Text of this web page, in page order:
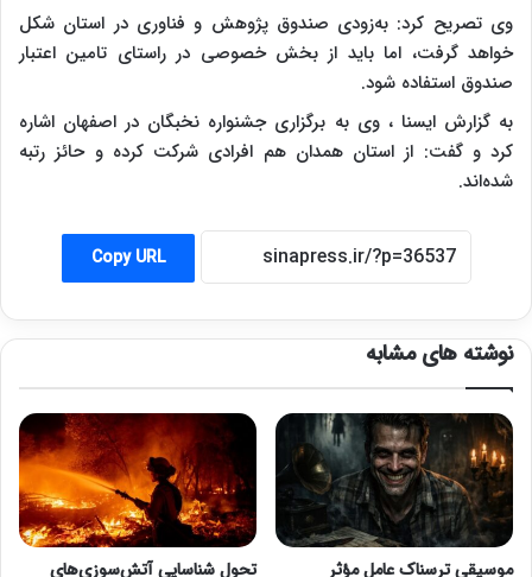
وی تصریح کرد: به‌زودی صندوق پژوهش و فناوری در استان شکل
خواهد گرفت، اما باید از بخش خصوصی در راستای تامین اعتبار
صندوق استفاده شود.
به گزارش ایسنا ،وی به برگزاری جشنواره نخبگان در اصفهان اشاره
کرد و گفت: از استان همدان هم افرادی شرکت کرده و حائز رتبه
شده‌اند.
Copy URL
نوشته های مشابه
موسیقی ترسناک عامل مؤثر تحول شناسایی آتش‌سوزی‌های